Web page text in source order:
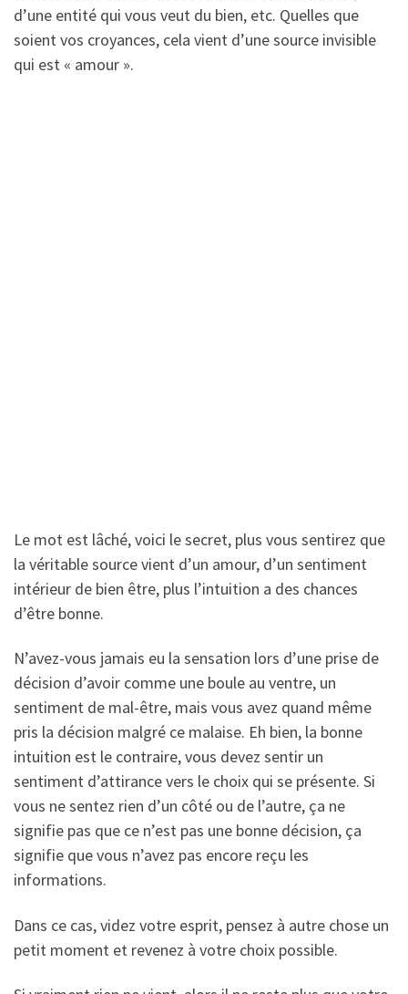
d’une entité qui vous veut du bien, etc. Quelles que
soient vos croyances, cela vient d’une source invisible
qui est « amour ».
Le mot est lâché, voici le secret, plus vous sentirez que
la véritable source vient d’un amour, d’un sentiment
intérieur de bien être, plus l’intuition a des chances
d’être bonne.
N’avez-vous jamais eu la sensation lors d’une prise de
décision d’avoir comme une boule au ventre, un
sentiment de mal-être, mais vous avez quand même
pris la décision malgré ce malaise. Eh bien, la bonne
intuition est le contraire, vous devez sentir un
sentiment d’attirance vers le choix qui se présente. Si
vous ne sentez rien d’un côté ou de l’autre, ça ne
signifie pas que ce n’est pas une bonne décision, ça
signifie que vous n’avez pas encore reçu les
informations.
Dans ce cas, videz votre esprit, pensez à autre chose un
petit moment et revenez à votre choix possible.